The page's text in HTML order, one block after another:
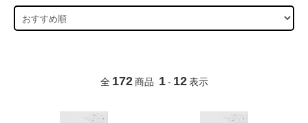
全 172 商品 1 - 12 表示